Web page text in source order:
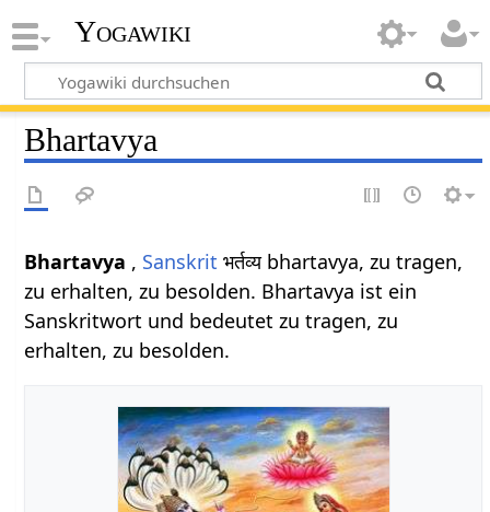
Yogawiki
Bhartavya
Bhartavya , Sanskrit भर्तव्य bhartavya, zu tragen,
zu erhalten, zu besolden. Bhartavya ist ein
Sanskritwort und bedeutet zu tragen, zu
erhalten, zu besolden.